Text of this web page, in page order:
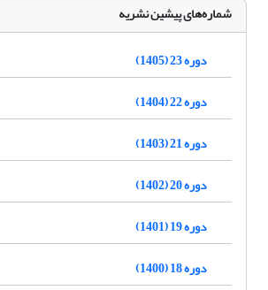
شماره‌های پیشین نشریه
دوره 23 (1405)
دوره 22 (1404)
دوره 21 (1403)
دوره 20 (1402)
دوره 19 (1401)
دوره 18 (1400)